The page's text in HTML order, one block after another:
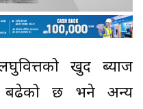
खुद ब्याज
बढेको छ भने अन्य